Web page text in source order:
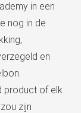
in een
nog in de
en
product of elk
zijn